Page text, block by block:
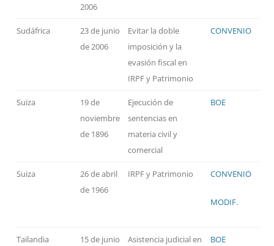
2006
Sudáfrica
23 de junio
de 2006
Evitar la doble
imposición y la
evasión fiscal en
IRPF y Patrimonio
CONVENIO
Suiza
19 de
noviembre
de 1896
Ejecución de
sentencias en
materia civil y
comercial
BOE
Suiza
26 de abril
de 1966
IRPF y Patrimonio CONVENIO
MODIF.
Tailandia
15 de junio
Asistencia judicial en
BOE